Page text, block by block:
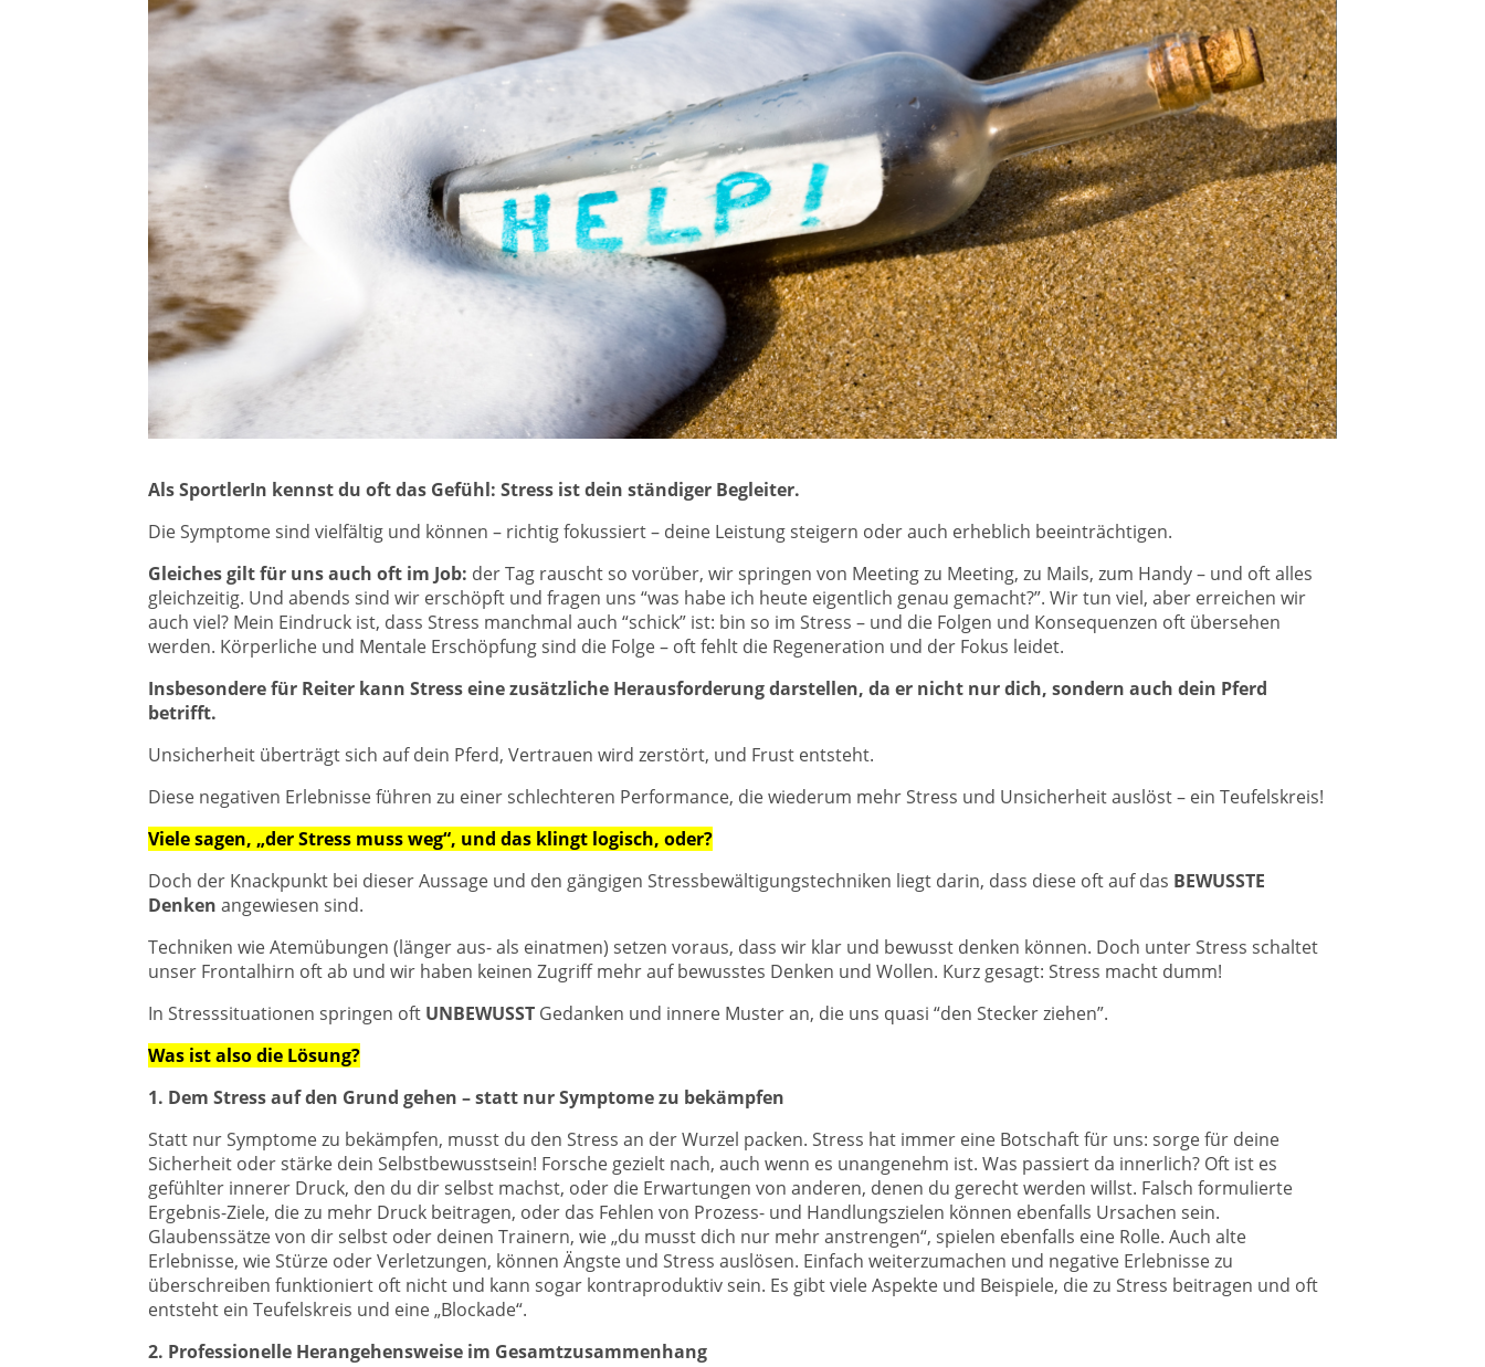
Als SportlerIn kennst du oft das Gefühl: Stress ist dein ständiger Begleiter.
Die Symptome sind vielfältig und können – richtig fokussiert – deine Leistung steigern oder auch erheblich beeinträchtigen.
Gleiches gilt für uns auch oft im Job: der Tag rauscht so vorüber, wir springen von Meeting zu Meeting, zu Mails, zum Handy – und oft alles
gleichzeitig. Und abends sind wir erschöpft und fragen uns “was habe ich heute eigentlich genau gemacht?”. Wir tun viel, aber erreichen wir
auch viel? Mein Eindruck ist, dass Stress manchmal auch “schick” ist: bin so im Stress – und die Folgen und Konsequenzen oft übersehen
werden. Körperliche und Mentale Erschöpfung sind die Folge – oft fehlt die Regeneration und der Fokus leidet.
Insbesondere für Reiter kann Stress eine zusätzliche Herausforderung darstellen, da er nicht nur dich, sondern auch dein Pferd
betrifft.
Unsicherheit überträgt sich auf dein Pferd, Vertrauen wird zerstört, und Frust entsteht.
Diese negativen Erlebnisse führen zu einer schlechteren Performance, die wiederum mehr Stress und Unsicherheit auslöst – ein Teufelskreis!
Viele sagen, „der Stress muss weg“, und das klingt logisch, oder?
Doch der Knackpunkt bei dieser Aussage und den gängigen Stressbewältigungstechniken liegt darin, dass diese oft auf das BEWUSSTE
Denken angewiesen sind.
Techniken wie Atemübungen (länger aus- als einatmen) setzen voraus, dass wir klar und bewusst denken können. Doch unter Stress schaltet
unser Frontalhirn oft ab und wir haben keinen Zugriff mehr auf bewusstes Denken und Wollen. Kurz gesagt: Stress macht dumm!
In Stresssituationen springen oft UNBEWUSST Gedanken und innere Muster an, die uns quasi “den Stecker ziehen”.
Was ist also die Lösung?
1. Dem Stress auf den Grund gehen – statt nur Symptome zu bekämpfen
Statt nur Symptome zu bekämpfen, musst du den Stress an der Wurzel packen. Stress hat immer eine Botschaft für uns: sorge für deine
Sicherheit oder stärke dein Selbstbewusstsein! Forsche gezielt nach, auch wenn es unangenehm ist. Was passiert da innerlich? Oft ist es
gefühlter innerer Druck, den du dir selbst machst, oder die Erwartungen von anderen, denen du gerecht werden willst. Falsch formulierte
Ergebnis-Ziele, die zu mehr Druck beitragen, oder das Fehlen von Prozess- und Handlungszielen können ebenfalls Ursachen sein.
Glaubenssätze von dir selbst oder deinen Trainern, wie „du musst dich nur mehr anstrengen“, spielen ebenfalls eine Rolle. Auch alte
Erlebnisse, wie Stürze oder Verletzungen, können Ängste und Stress auslösen. Einfach weiterzumachen und negative Erlebnisse zu
überschreiben funktioniert oft nicht und kann sogar kontraproduktiv sein. Es gibt viele Aspekte und Beispiele, die zu Stress beitragen und oft
entsteht ein Teufelskreis und eine „Blockade“.
2. Professionelle Herangehensweise im Gesamtzusammenhang